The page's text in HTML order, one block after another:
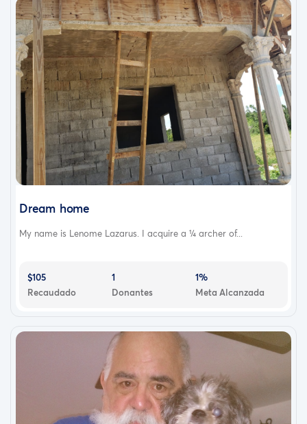
Dream home
My name is Lenome Lazarus. I acquire a ¼ archer of...
$105
Recaudado
1
Donantes
1%
Meta Alcanzada